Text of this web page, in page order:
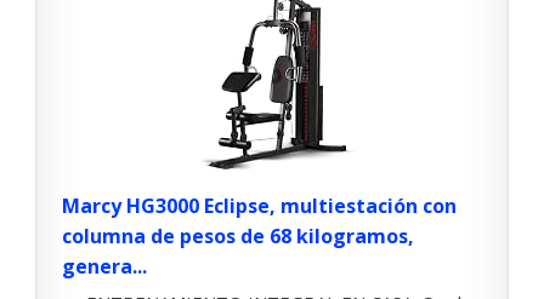
Marcy HG3000 Eclipse, multiestación con
columna de pesos de 68 kilogramos,
genera...